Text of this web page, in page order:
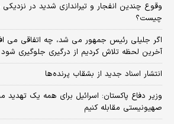
وقوع چندین انفجار و تیراندازی شدید در نزدیکی
چیست؟
اگر جلیلی رئیس جمهور می شد، چه اتفاقی می
آخرین لحظه تلاش کردیم از درگیری جلوگیری شود
انتشار اسناد جدید از بشقاب پرنده‌ها
وزیر دفاع پاکستان: اسرائیل برای همه یک تهدید
صهیونیستی مقابله کنیم